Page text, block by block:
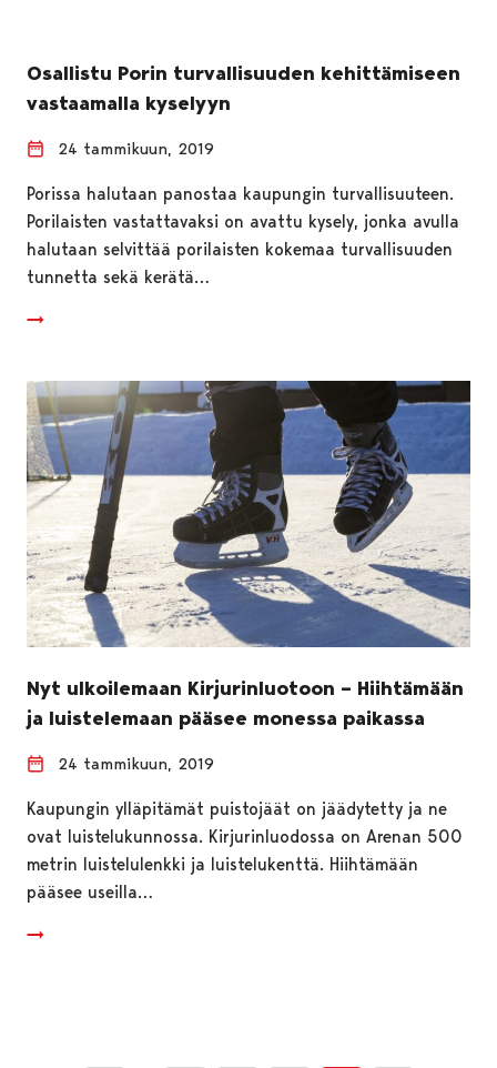
Osallistu Porin turvallisuuden kehittämiseen
vastaamalla kyselyyn
24 tammikuun, 2019
Porissa halutaan panostaa kaupungin turvallisuuteen.
Porilaisten vastattavaksi on avattu kysely, jonka avulla
halutaan selvittää porilaisten kokemaa turvallisuuden
tunnetta sekä kerätä…
Nyt ulkoilemaan Kirjurinluotoon – Hiihtämään
ja luistelemaan pääsee monessa paikassa
24 tammikuun, 2019
Kaupungin ylläpitämät puistojäät on jäädytetty ja ne
ovat luistelukunnossa. Kirjurinluodossa on Arenan 500
metrin luistelulenkki ja luistelukenttä. Hiihtämään
pääsee useilla…